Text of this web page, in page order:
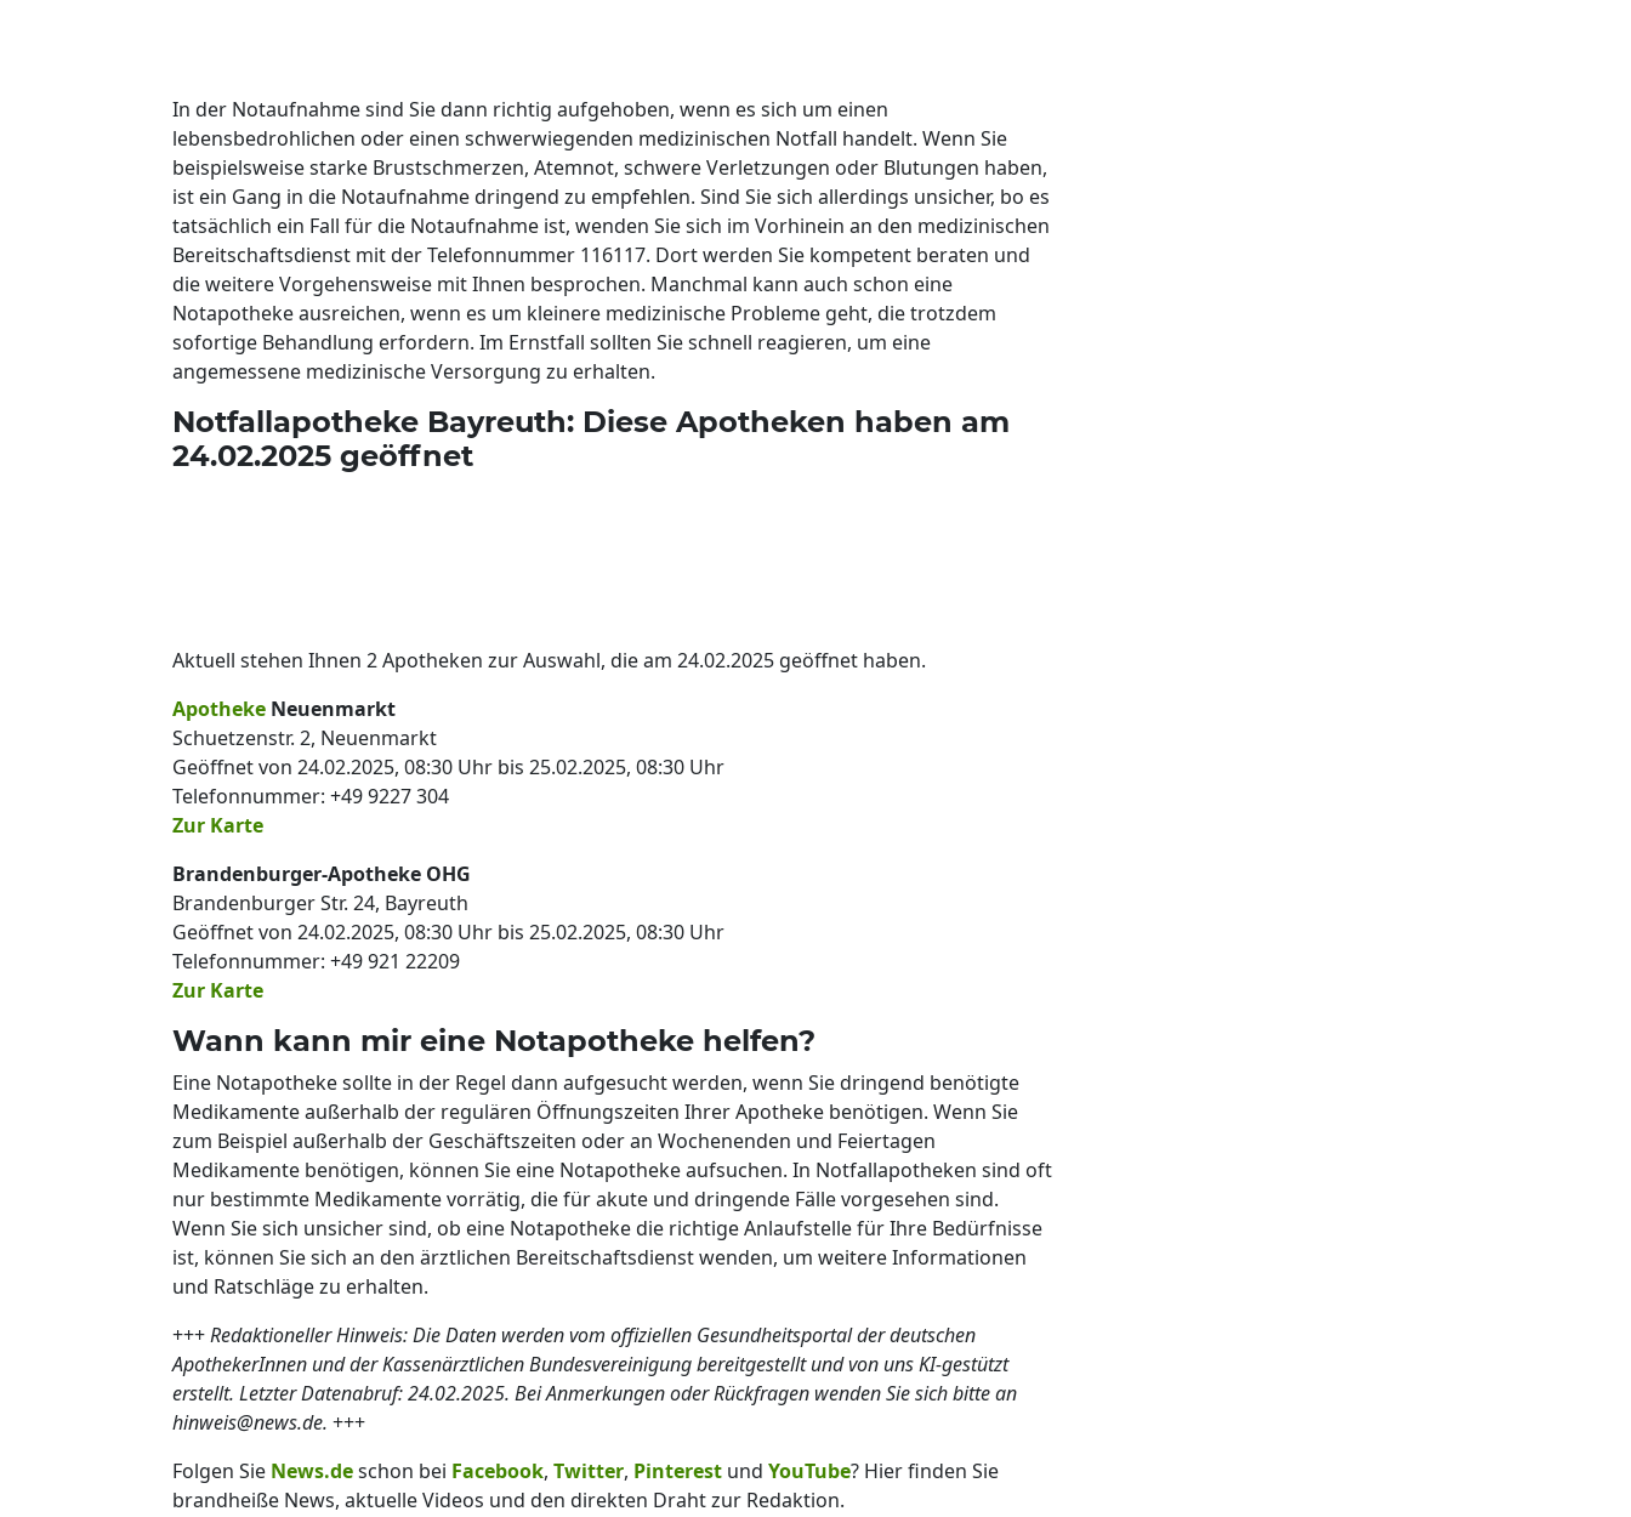
In der Notaufnahme sind Sie dann richtig aufgehoben, wenn es sich um einen
lebensbedrohlichen oder einen schwerwiegenden medizinischen Notfall handelt. Wenn Sie
beispielsweise starke Brustschmerzen, Atemnot, schwere Verletzungen oder Blutungen haben,
ist ein Gang in die Notaufnahme dringend zu empfehlen. Sind Sie sich allerdings unsicher, bo es
tatsächlich ein Fall für die Notaufnahme ist, wenden Sie sich im Vorhinein an den medizinischen
Bereitschaftsdienst mit der Telefonnummer 116117. Dort werden Sie kompetent beraten und
die weitere Vorgehensweise mit Ihnen besprochen. Manchmal kann auch schon eine
Notapotheke ausreichen, wenn es um kleinere medizinische Probleme geht, die trotzdem
sofortige Behandlung erfordern. Im Ernstfall sollten Sie schnell reagieren, um eine
angemessene medizinische Versorgung zu erhalten.
Notfallapotheke Bayreuth: Diese Apotheken haben am
24.02.2025 geöffnet
Aktuell stehen Ihnen 2 Apotheken zur Auswahl, die am 24.02.2025 geöffnet haben.
Apotheke Neuenmarkt
Schuetzenstr. 2, Neuenmarkt
Geöffnet von 24.02.2025, 08:30 Uhr bis 25.02.2025, 08:30 Uhr
Telefonnummer: +49 9227 304
Zur Karte
Brandenburger-Apotheke OHG
Brandenburger Str. 24, Bayreuth
Geöffnet von 24.02.2025, 08:30 Uhr bis 25.02.2025, 08:30 Uhr
Telefonnummer: +49 921 22209
Zur Karte
Wann kann mir eine Notapotheke helfen?
Eine Notapotheke sollte in der Regel dann aufgesucht werden, wenn Sie dringend benötigte
Medikamente außerhalb der regulären Öffnungszeiten Ihrer Apotheke benötigen. Wenn Sie
zum Beispiel außerhalb der Geschäftszeiten oder an Wochenenden und Feiertagen
Medikamente benötigen, können Sie eine Notapotheke aufsuchen. In Notfallapotheken sind oft
nur bestimmte Medikamente vorrätig, die für akute und dringende Fälle vorgesehen sind.
Wenn Sie sich unsicher sind, ob eine Notapotheke die richtige Anlaufstelle für Ihre Bedürfnisse
ist, können Sie sich an den ärztlichen Bereitschaftsdienst wenden, um weitere Informationen
und Ratschläge zu erhalten.
+++Redaktioneller Hinweis: Die Daten werden vom offiziellen Gesundheitsportal der deutschen
ApothekerInnen und der Kassenärztlichen Bundesvereinigung bereitgestellt und von uns KI-gestützt
erstellt. Letzter Datenabruf: 24.02.2025. Bei Anmerkungen oder Rückfragen wenden Sie sich bitte an
hinweis@news.de. +++
Folgen Sie News.deschon bei Facebook, Twitter, Pinterest und YouTube? Hier finden Sie
brandheiße News, aktuelle Videos und den direkten Draht zur Redaktion.